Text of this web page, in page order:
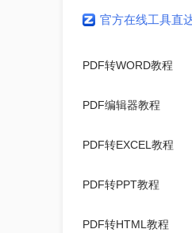
官方在线工具直
PDF转WORD教程
PDF编辑器教程
PDF转EXCEL教程
PDF转PPT教程
PDF转HTML教程